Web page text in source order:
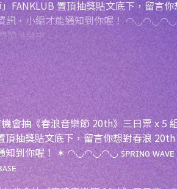
會抽《春浪音樂節 20th》三日票 x
抽獎貼文底下，留言你想對春浪
通知到你喔！ ✶ ◠◡◠◡◠◡ ꜱᴘʀɪɴɢ